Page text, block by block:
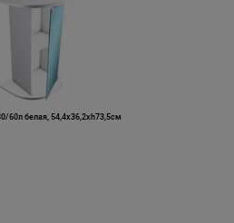
60л белая, 54,4x36,2xh73,5см